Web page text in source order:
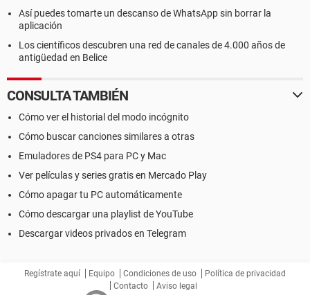
Así puedes tomarte un descanso de WhatsApp sin borrar la
aplicación
Los científicos descubren una red de canales de 4.000 años de
antigüedad en Belice
CONSULTA TAMBIÉN
Cómo ver el historial del modo incógnito
Cómo buscar canciones similares a otras
Emuladores de PS4 para PC y Mac
Ver películas y series gratis en Mercado Play
Cómo apagar tu PC automáticamente
Cómo descargar una playlist de YouTube
Descargar videos privados en Telegram
Regístrate aquí Equipo Condiciones de uso
Política de privacidad
Contacto
Aviso legal